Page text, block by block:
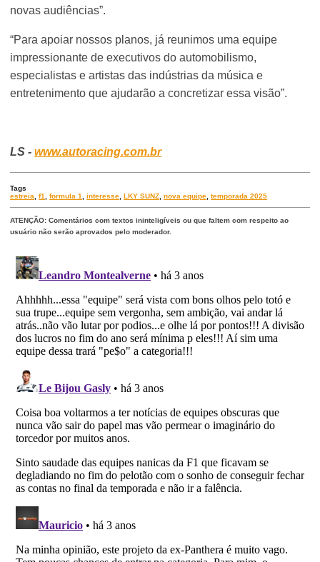
novas audiências”.
“Para apoiar nossos planos, já reunimos uma equipe
impressionante de executivos do automobilismo,
especialistas e artistas das indústrias da música e
entretenimento que ajudarão a concretizar essa visão”.
LS -www.autoracing.com.br
Tags
estreia
,f1 ,formula 1 ,interesse ,LKY SUNZ ,nova equipe ,temporada 2025
ATENÇÃO: Comentários com textos ininteligíveis ou que faltem com respeito ao
usuário não serão aprovados pelo moderador.